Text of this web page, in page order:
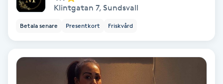
Regndroppsmassage
Reikihealing
Klintgatan 7, Sundsvall
Betala senare Presentkort Friskvård